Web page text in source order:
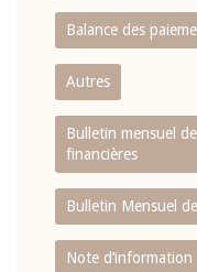
Balance des
Autres
Bulletin mensuel
financières
Bulletin Mensuel
Note d’information